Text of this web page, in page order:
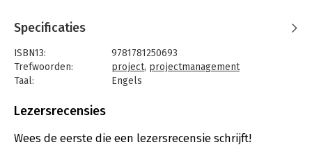
het een waardevolle handleiding voor managers die met hun
projecten binnen het daarvoor gestelde budget en tijdschema
moeten blijven waarbij toch een goed resultaat kan worden
geleverd.
Specificaties
ISBN13:
9781781250693
Trefwoorden:
project, projectmanagement
Taal:
Engels
Aantal pagina's:
Druk:
2
Lezersrecensies
Wees de eerste die een lezersrecensie schrijft!